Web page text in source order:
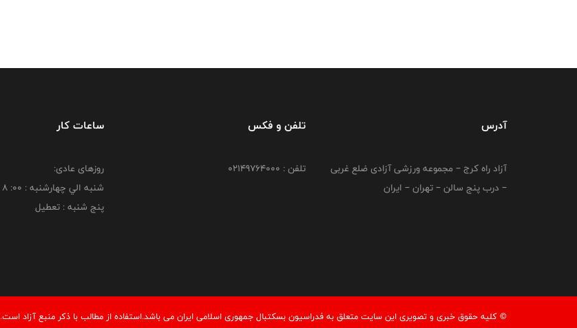
آدرس
آزاد راه کرج – مجموعه ورزشی آزادی ضلع غربی
– درب پنج سالن – تهران – ایران
تلفن و فکس
تلفن : 02149764000
ساعات کار
روزهای عادی:
شنبه الي چهارشنبه : 00: 8 لغايت 16:00
پنج شنبه : تعطیل
© کليه حقوق خبری و تصويری اين سايت متعلق به فدراسیون بسکتبال جمهوری اسلامی ایران می باشد.استفاده از مطالب با ذكر منبع آزاد است.